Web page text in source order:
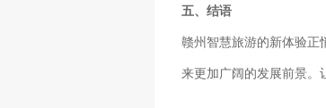
五、结语
赣州智慧旅游的新体验正
来更加广阔的发展前景。